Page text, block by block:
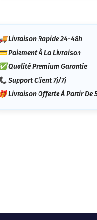
Livraison Rapide 24-48h
Paiement À La Livraison
Qualité Premium Garantie
Support Client 7j/7j
Livraison Offerte À Partir De